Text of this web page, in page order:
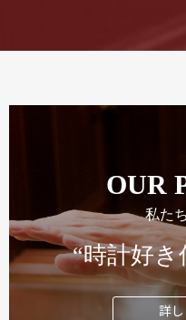
OUR
私た
“時計好
詳